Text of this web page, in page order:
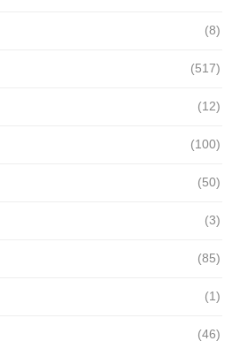
(8)
(517)
(12)
(100)
(50)
(3)
(85)
(1)
(46)